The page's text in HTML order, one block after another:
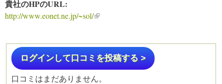
貴社のHPのURL:
http://www.eonet.ne.jp/~sol/(link is external)
ログインして口コミを投稿する >
口コミはまだありません。